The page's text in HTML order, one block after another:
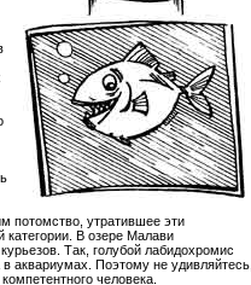
потомство, утратившее эти
категории. В озере Малави
Так, голубой лабидохромис
аквариумах. Поэтому не удивляйтесь,
человека.